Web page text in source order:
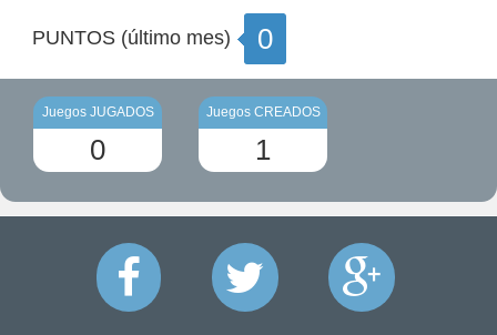
PUNTOS (último mes) 0
Juegos JUGADOS
0
Juegos CREADOS
1